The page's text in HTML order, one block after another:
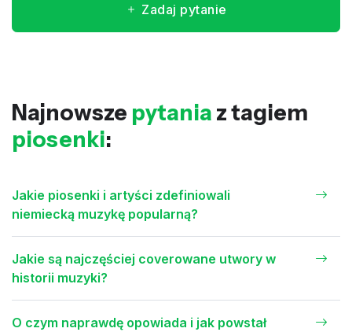
Zadaj pytanie
Najnowsze pytania z tagiem
piosenki:
Jakie piosenki i artyści zdefiniowali
niemiecką muzykę popularną?
Jakie są najczęściej coverowane utwory w
historii muzyki?
O czym naprawdę opowiada i jak powstał